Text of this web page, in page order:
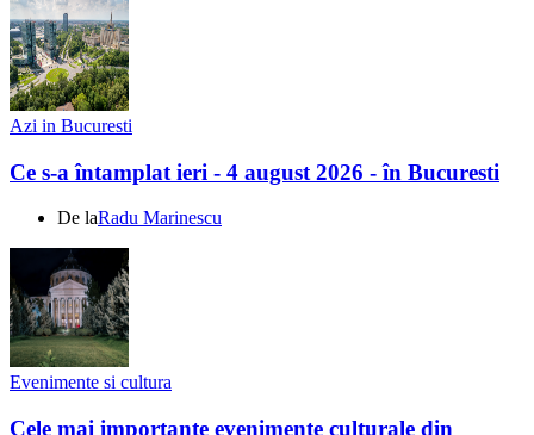
Azi in Bucuresti
Ce s-a întamplat ieri - 4 august 2026 - în Bucuresti
De laRadu Marinescu
Evenimente si cultura
Cele mai importante evenimente culturale din